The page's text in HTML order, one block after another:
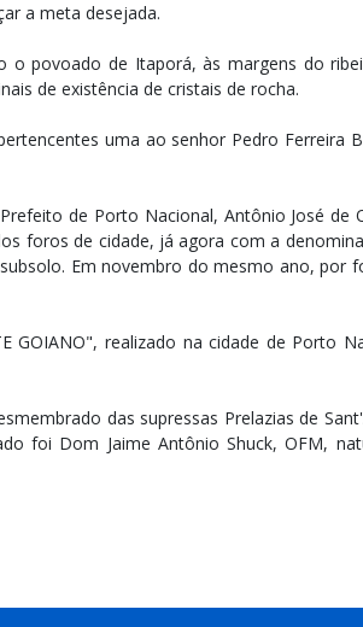
a meta desejada.
o povoado de Itaporá, às margens do
de existência de cristais de rocha.
uma ao senhor Pedro Ferreira
de Porto Nacional, Antônio José de
foros de cidade, já agora com a
Em novembro do mesmo ano, por
GOIANO", realizado na cidade de Porto
das supressas Prelazias de
foi Dom Jaime Antônio Shuck, OFM,